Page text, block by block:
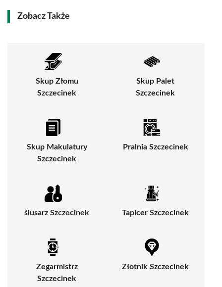
Zobacz Także
Skup Złomu
Szczecinek
Skup Palet
Szczecinek
Skup Makulatury
Szczecinek
Pralnia Szczecinek
ślusarz Szczecinek Tapicer Szczecinek
Zegarmistrz
Szczecinek
Złotnik Szczecinek